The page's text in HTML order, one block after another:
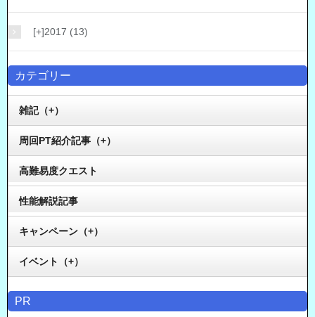
[+]2017 (13)
カテゴリー
雑記（+）
周回PT紹介記事（+）
高難易度クエスト
性能解説記事
キャンペーン（+）
イベント（+）
PR